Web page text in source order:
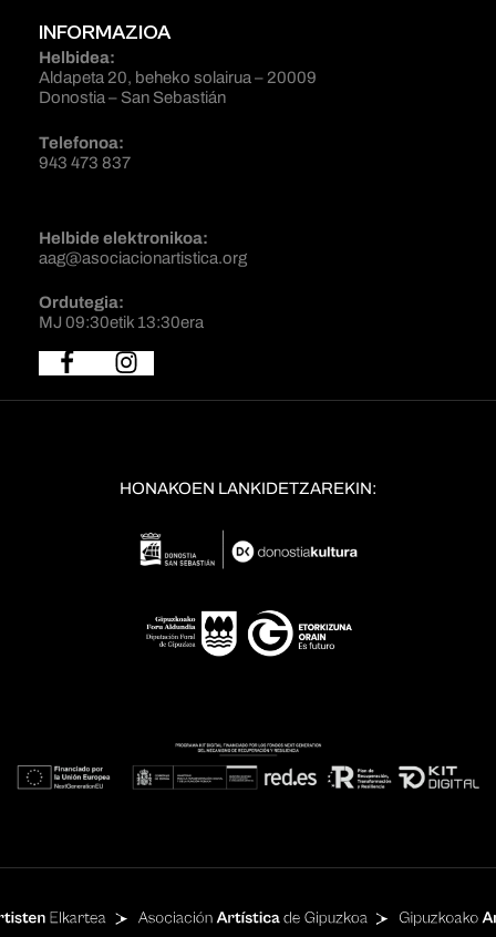
INFORMAZIOA
Helbidea:
Aldapeta 20, beheko solairua – 20009
Donostia – San Sebastián
Telefonoa:
943 473 837
Helbide elektronikoa:
aag@asociacionartistica.org
Ordutegia:
MJ 09:30etik 13:30era
HONAKOEN LANKIDETZAREKIN: